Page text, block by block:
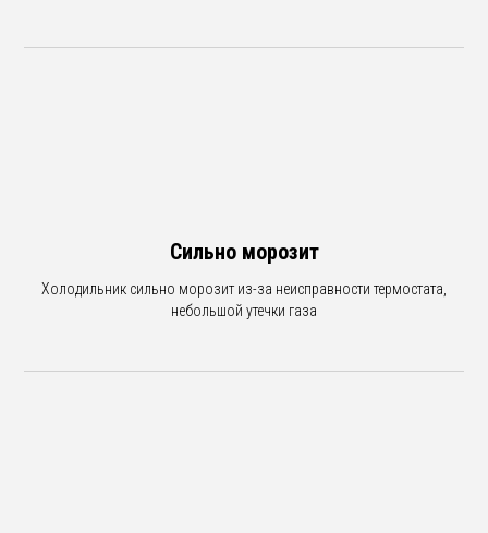
Сильно морозит
Холодильник сильно морозит из-за неисправности термостата,
небольшой утечки газа